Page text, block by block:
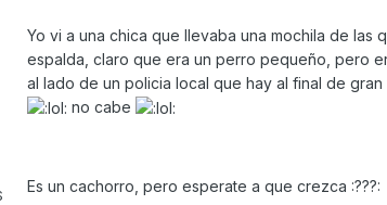
Yo vi a una chica que llevaba una mochila de
espalda, claro que era un perro pequeño, pero
al lado de un policia local que hay al final de
no cabe
Es un cachorro, pero esperate a que crezca :???: